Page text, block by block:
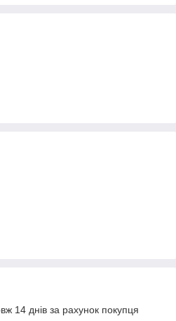
14 днів за рахунок покупця